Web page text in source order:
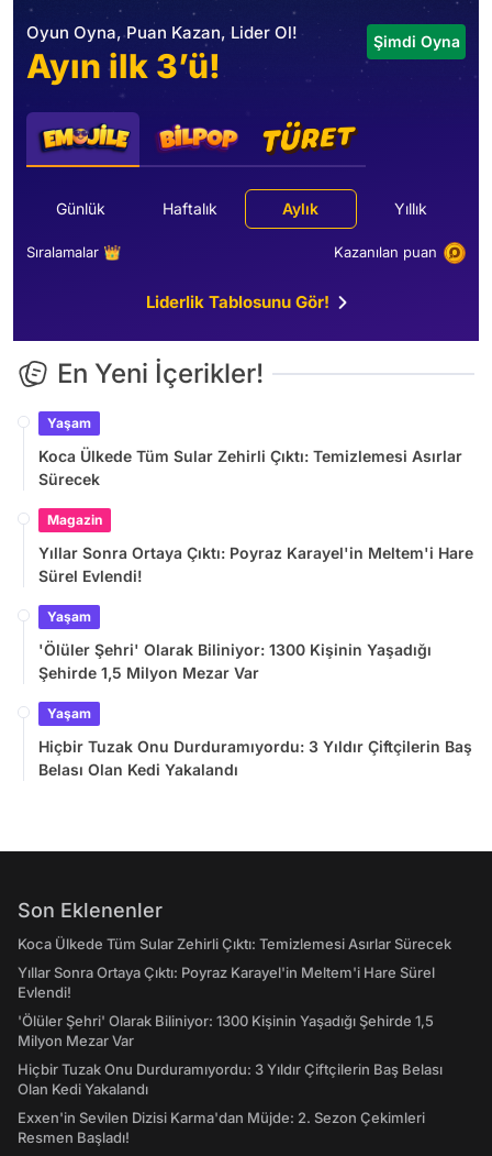
Oyun Oyna, Puan Kazan, Lider Ol!
Ayın ilk 3’ü!
Şimdi Oyna
Günlük Haftalık Aylık Yıllık
Sıralamalar 👑 Kazanılan puan
Liderlik Tablosunu Gör!
En Yeni İçerikler!
Yaşam
Koca Ülkede Tüm Sular Zehirli Çıktı: Temizlemesi Asırlar
Sürecek
Magazin
Yıllar Sonra Ortaya Çıktı: Poyraz Karayel'in Meltem'i Hare
Sürel Evlendi!
Yaşam
'Ölüler Şehri' Olarak Biliniyor: 1300 Kişinin Yaşadığı
Şehirde 1,5 Milyon Mezar Var
Yaşam
Hiçbir Tuzak Onu Durduramıyordu: 3 Yıldır Çiftçilerin Baş
Belası Olan Kedi Yakalandı
Son Eklenenler
Koca Ülkede Tüm Sular Zehirli Çıktı: Temizlemesi Asırlar Sürecek
Yıllar Sonra Ortaya Çıktı: Poyraz Karayel'in Meltem'i Hare Sürel
Evlendi!
'Ölüler Şehri' Olarak Biliniyor: 1300 Kişinin Yaşadığı Şehirde 1,5
Milyon Mezar Var
Hiçbir Tuzak Onu Durduramıyordu: 3 Yıldır Çiftçilerin Baş Belası
Olan Kedi Yakalandı
Exxen'in Sevilen Dizisi Karma'dan Müjde: 2. Sezon Çekimleri
Resmen Başladı!